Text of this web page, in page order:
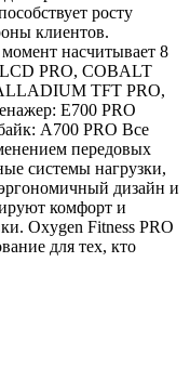
росту
клиентов.
насчитывает 8
PRO, COBALT
TFT PRO,
E700 PRO
A700 PRO Все
передовых
системы нагрузки,
дизайн и
комфорт и
Oxygen Fitness PRO
для тех, кто